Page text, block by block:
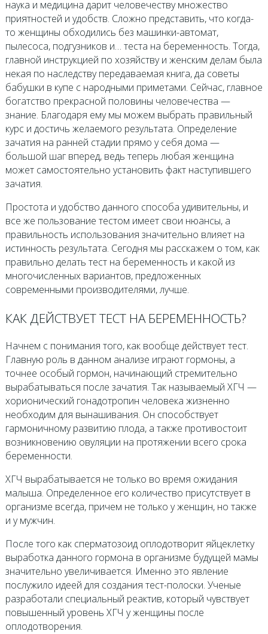
наука и медицина дарит человечеству множество
приятностей и удобств. Сложно представить, что когда-
то женщины обходились без машинки-автомат,
пылесоса, подгузников и… теста на беременность. Тогда,
главной инструкцией по хозяйству и женским делам была
некая по наследству передаваемая книга, да советы
бабушки в купе с народными приметами. Сейчас, главное
богатство прекрасной половины человечества —
знание. Благодаря ему мы можем выбрать правильный
курс и достичь желаемого результата. Определение
зачатия на ранней стадии прямо у себя дома —
большой шаг вперед, ведь теперь любая женщина
может самостоятельно установить факт наступившего
зачатия.
Простота и удобство данного способа удивительны, и
все же пользование тестом имеет свои нюансы, а
правильность использования значительно влияет на
истинность результата. Сегодня мы расскажем о том, как
правильно делать тест на беременность и какой из
многочисленных вариантов, предложенных
современными производителями, лучше.
КАК ДЕЙСТВУЕТ ТЕСТ НА БЕРЕМЕННОСТЬ?
Начнем с понимания того, как вообще действует тест.
Главную роль в данном анализе играют гормоны, а
точнее особый гормон, начинающий стремительно
вырабатываться после зачатия. Так называемый ХГЧ —
хорионический гонадотропин человека жизненно
необходим для вынашивания. Он способствует
гармоничному развитию плода, а также противостоит
возникновению овуляции на протяжении всего срока
беременности.
ХГЧ вырабатывается не только во время ожидания
малыша. Определенное его количество присутствует в
организме всегда, причем не только у женщин, но также
и у мужчин.
После того как сперматозоид оплодотворит яйцеклетку
выработка данного гормона в организме будущей мамы
значительно увеличивается. Именно это явление
послужило идеей для создания тест-полоски. Ученые
разработали специальный реактив, который чувствует
повышенный уровень ХГЧ у женщины после
оплодотворения.